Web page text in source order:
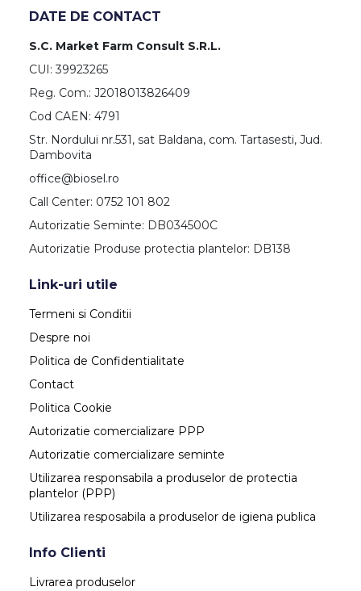
DATE DE CONTACT
S.C. Market Farm Consult S.R.L.
CUI: 39923265
Reg. Com.: J2018013826409
Cod CAEN: 4791
Str. Nordului nr.531, sat Baldana, com. Tartasesti, Jud.
Dambovita
office@biosel.ro
Call Center: 0752 101 802
Autorizatie Seminte: DB034500C
Autorizatie Produse protectia plantelor: DB138
Link-uri utile
Termeni si Conditii
Despre noi
Politica de Confidentialitate
Contact
Politica Cookie
Autorizatie comercializare PPP
Autorizatie comercializare seminte
Utilizarea responsabila a produselor de protectia
plantelor (PPP)
Utilizarea resposabila a produselor de igiena publica
Info Clienti
Livrarea produselor